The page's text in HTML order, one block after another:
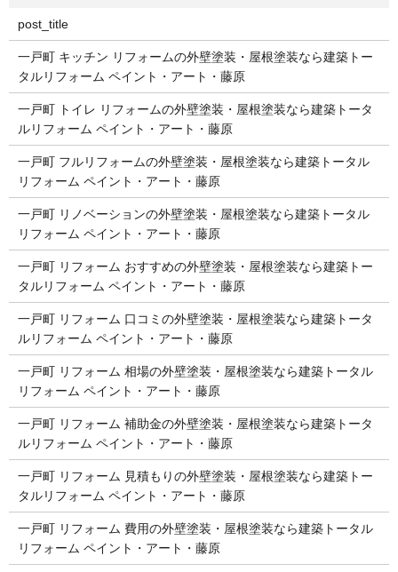
post_title
一戸町 キッチン リフォームの外壁塗装・屋根塗装なら建築トー
タルリフォーム ペイント・アート・藤原
一戸町 トイレ リフォームの外壁塗装・屋根塗装なら建築トータ
ルリフォーム ペイント・アート・藤原
一戸町 フルリフォームの外壁塗装・屋根塗装なら建築トータル
リフォーム ペイント・アート・藤原
一戸町 リノベーションの外壁塗装・屋根塗装なら建築トータル
リフォーム ペイント・アート・藤原
一戸町 リフォーム おすすめの外壁塗装・屋根塗装なら建築トー
タルリフォーム ペイント・アート・藤原
一戸町 リフォーム 口コミの外壁塗装・屋根塗装なら建築トータ
ルリフォーム ペイント・アート・藤原
一戸町 リフォーム 相場の外壁塗装・屋根塗装なら建築トータル
リフォーム ペイント・アート・藤原
一戸町 リフォーム 補助金の外壁塗装・屋根塗装なら建築トータ
ルリフォーム ペイント・アート・藤原
一戸町 リフォーム 見積もりの外壁塗装・屋根塗装なら建築トー
タルリフォーム ペイント・アート・藤原
一戸町 リフォーム 費用の外壁塗装・屋根塗装なら建築トータル
リフォーム ペイント・アート・藤原